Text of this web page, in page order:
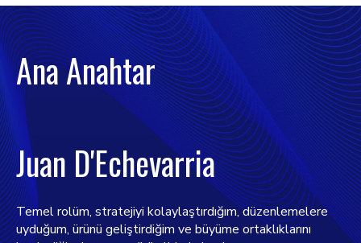
Ana Anahtar
Juan D'Echevarria
Temel rolüm, stratejiyi kolaylaştırdığım, düzenlemelere
uyduğum, ürünü geliştirdiğim ve büyüme ortaklıklarını